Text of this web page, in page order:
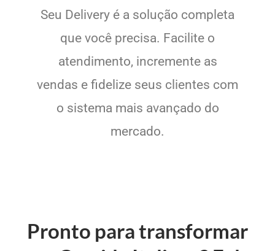
Seu Delivery é a solução completa
que você precisa. Facilite o
atendimento, incremente as
vendas e fidelize seus clientes com
o sistema mais avançado do
mercado.
Pronto para transformar